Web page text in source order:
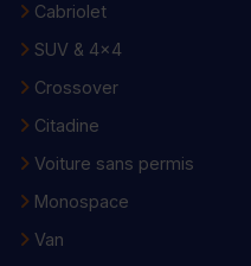
Cabriolet
SUV & 4x4
Crossover
Citadine
Voiture sans permis
Monospace
Van